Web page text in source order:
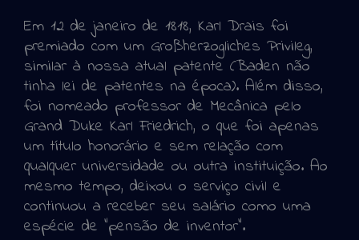
Em 12 de janeiro de 1818, Karl Drais foi
premiado com um Großherzogliches Privileg,
similar à nossa atual patente (Baden não
tinha lei de patentes na época). Além disso,
foi nomeado professor de Mecânica pelo
Grand Duke Karl Friedrich, o que foi apenas
um título honorário e sem relação com
qualquer universidade ou outra instituição. Ao
mesmo tempo, deixou o serviço civil e
continuou a receber seu salário como uma
espécie de "pensão de inventor".